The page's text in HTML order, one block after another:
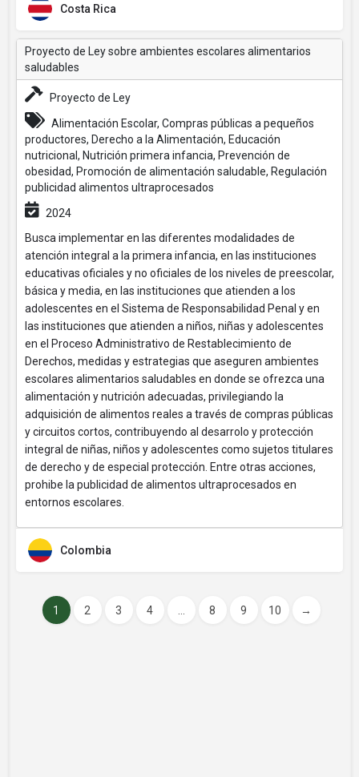
Costa Rica
Proyecto de Ley sobre ambientes escolares alimentarios
saludables
Proyecto de Ley
Alimentación Escolar, Compras públicas a pequeños
productores, Derecho a la Alimentación, Educación
nutricional, Nutrición primera infancia, Prevención de
obesidad, Promoción de alimentación saludable, Regulación
publicidad alimentos ultraprocesados
2024
Busca implementar en las diferentes modalidades de
atención integral a la primera infancia, en las instituciones
educativas oficiales y no oficiales de los niveles de preescolar,
básica y media, en las instituciones que atienden a los
adolescentes en el Sistema de Responsabilidad Penal y en
las instituciones que atienden a niños, niñas y adolescentes
en el Proceso Administrativo de Restablecimiento de
Derechos, medidas y estrategias que aseguren ambientes
escolares alimentarios saludables en donde se ofrezca una
alimentación y nutrición adecuadas, privilegiando la
adquisición de alimentos reales a través de compras públicas
y circuitos cortos, contribuyendo al desarrolo y protección
integral de niñas, niños y adolescentes como sujetos titulares
de derecho y de especial protección. Entre otras acciones,
prohibe la publicidad de alimentos ultraprocesados en
entornos escolares.
Colombia
1 2 3 4 8 9 10 →